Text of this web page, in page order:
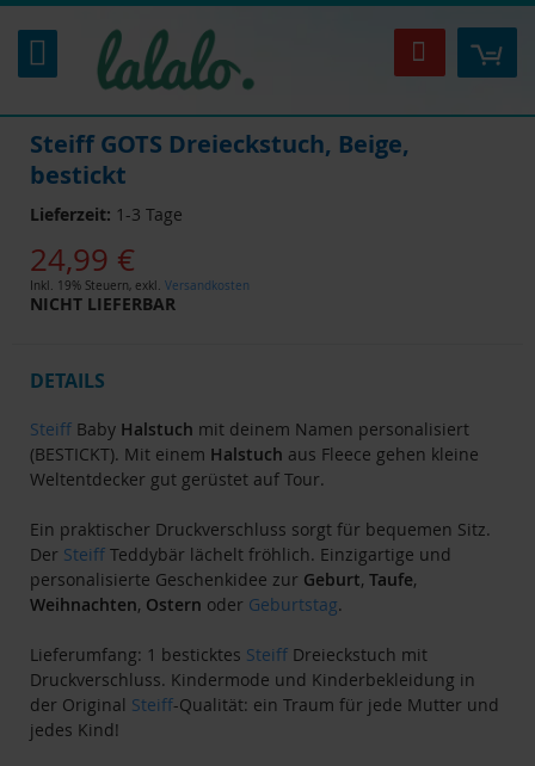
Inhalt
springen
Suche
Steiff GOTS Dreieckstuch, Beige,
bestickt
Lieferzeit: 1-3 Tage
24,99 €
Inkl. 19% Steuern, exkl. Versandkosten
NICHT LIEFERBAR
DETAILS
Steiff Baby Halstuch mit deinem Namen personalisiert
(BESTICKT). Mit einem Halstuch aus Fleece gehen kleine
Weltentdecker gut gerüstet auf Tour.
Ein praktischer Druckverschluss sorgt für bequemen Sitz.
Der Steiff Teddybär lächelt fröhlich. Einzigartige und
personalisierte Geschenkidee zur Geburt, Taufe,
Weihnachten, Ostern oder Geburtstag.
Lieferumfang: 1 besticktes Steiff Dreieckstuch mit
Druckverschluss. Kindermode und Kinderbekleidung in
der Original Steiff-Qualität: ein Traum für jede Mutter und
jedes Kind!